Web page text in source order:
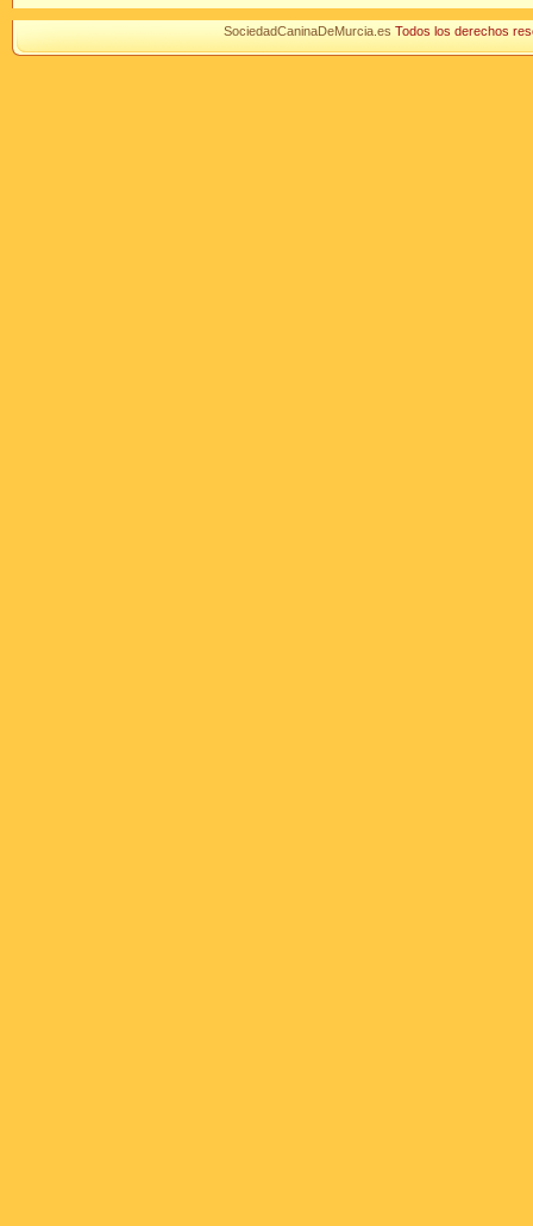
SociedadCaninaDeMurcia.es Todos los derechos